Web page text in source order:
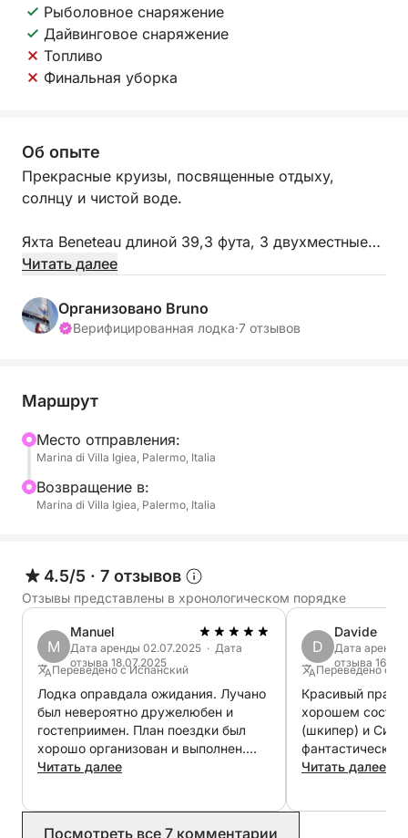
Рыболовное снаряжение
Дайвинговое снаряжение
Топливо
Финальная уборка
Об опыте
Прекрасные круизы, посвященные отдыху,
солнцу и чистой воде.
Яхта Beneteau длиной 39,3 фута, 3 двухместные
каюты, 2 ванные комнаты, просторный салон,
Порты отправления: Палермо, Трапани, Марсала
Сицилии, Эолийские острова, Эгадские острова,
природный заповедник Зингаро и многое
другое...
Максимум 4 пассажира для ночевок.
экскурсий.
Доступен трансфер из аэропорта в порт.
Цены указаны за всю лодку, а не за человека, и
включают в себя:
- Шкипера (обязательно)
- Постельное белье и полотенца
- Тендер
- Топливо
- Финальную уборку €50
Читать далее
Организовано Bruno
Верифицированная лодка·7 отзывов
Маршрут
Mесто отправления:
Marina di Villa Igiea, Palermo, Italia
Bозвращение в:
Marina di Villa Igiea, Palermo, Italia
4.5/5 · 7 отзывов
Отзывы представлены в хронологическом порядке
M
Manuel
Дата аренды 02.07.2025 · Дата
отзыва 18.07.2025
Переведено с Испанский
Лодка оправдала ожидания. Лучано
был невероятно дружелюбен и
гостеприимен. План поездки был
хорошо организован и выполнен.
Настоятельно рекомендую.
Читать далее
D
Davide
Дата аренды
отзыва
Переведено с
Красивый
хорошем
(шкипер) и
фантастические
наш первый
Читать далее
Посмотреть все 7 комментарии